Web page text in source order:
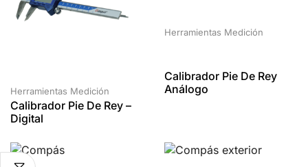
Herramientas Medición
Calibrador Pie De Rey –
Digital
Herramientas Medición
Calibrador Pie De Rey
Análogo